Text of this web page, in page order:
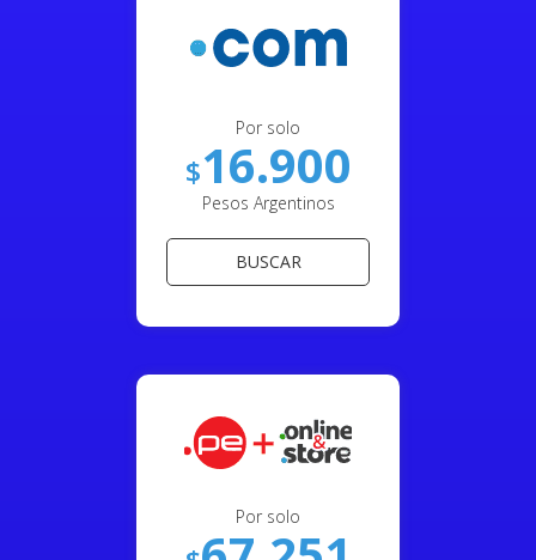
Por solo
$16.900
Pesos Argentinos
BUSCAR
Por solo